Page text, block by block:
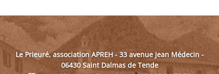
Le Prieuré, association APREH - 33 avenue Jean Médecin -
06430 Saint Dalmas de Tende